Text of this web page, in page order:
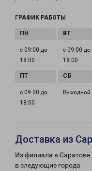
ГРАФИК РАБОТЫ
с 09:00 до
18:00
с 09:00 до
18:00
с 09:00 до
18:00
Выходной
Доставка из
Из филиала в Саратове
в следующие города: